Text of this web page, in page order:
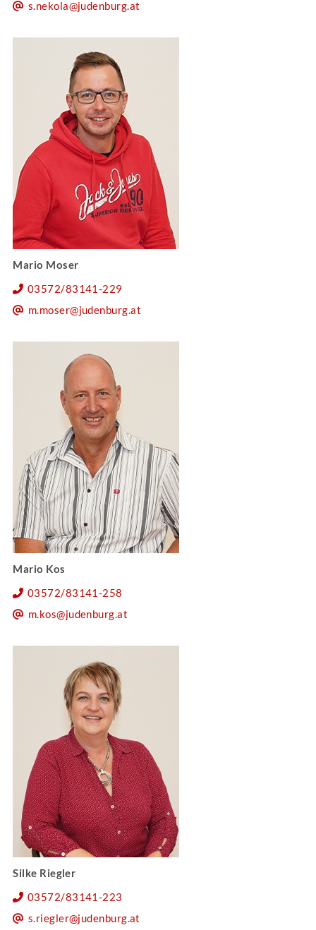
s.nekola@judenburg.at
Mario Moser
03572/83141-229
m.moser@judenburg.at
Mario Kos
03572/83141-258
m.kos@judenburg.at
Silke Riegler
03572/83141-223
s.riegler@judenburg.at